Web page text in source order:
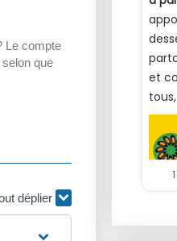
Le compte
que
déplier